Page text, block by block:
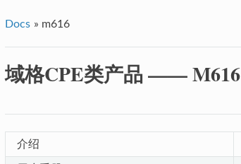
Docs » m616
域格CPE类产品 —— M616
介绍